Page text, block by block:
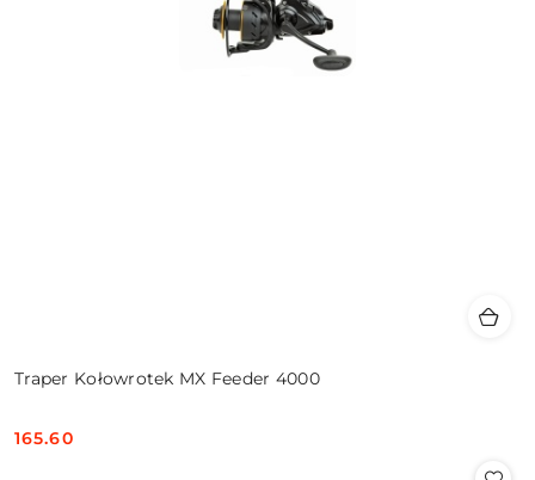
Traper Kołowrotek MX Feeder 4000
Cena:
165.60